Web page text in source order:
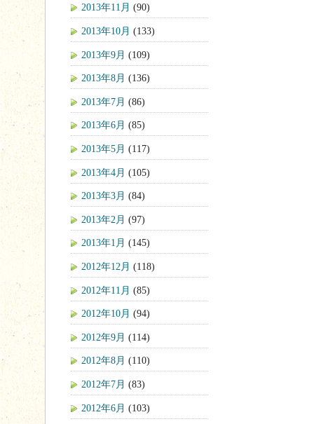
2013年11月 (90)
2013年10月 (133)
2013年9月 (109)
2013年8月 (136)
2013年7月 (86)
2013年6月 (85)
2013年5月 (117)
2013年4月 (105)
2013年3月 (84)
2013年2月 (97)
2013年1月 (145)
2012年12月 (118)
2012年11月 (85)
2012年10月 (94)
2012年9月 (114)
2012年8月 (110)
2012年7月 (83)
2012年6月 (103)